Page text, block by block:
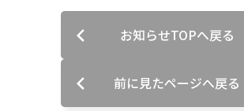
放送基準
安全・安心マーク
お知らせTOPへ戻る
前に見たページへ戻る